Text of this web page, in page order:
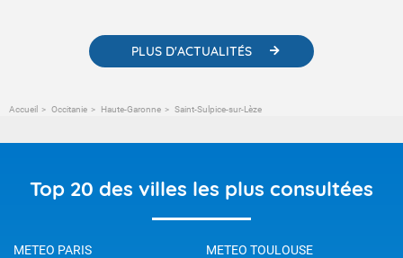
PLUS D'ACTUALITÉS
Accueil Occitanie Haute-Garonne Saint-Sulpice-sur-Lèze
Top 20 des villes les plus consultées
METEO PARIS
METEO TOULOUSE